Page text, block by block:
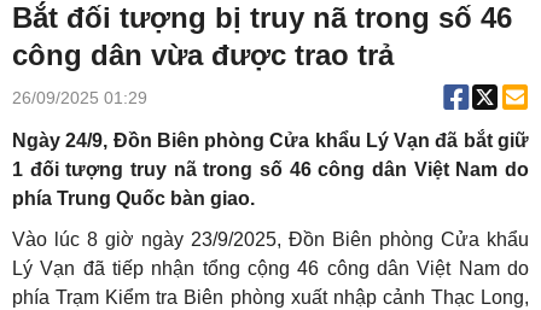
Bắt đối tượng bị truy nã trong số 46
công dân vừa được trao trả
26/09/2025 01:29
Ngày 24/9, Đồn Biên phòng Cửa khẩu Lý Vạn đã bắt giữ
1 đối tượng truy nã trong số 46 công dân Việt Nam do
phía Trung Quốc bàn giao.
Vào lúc 8 giờ ngày 23/9/2025, Đồn Biên phòng Cửa khẩu
Lý Vạn đã tiếp nhận tổng cộng 46 công dân Việt Nam do
phía Trạm Kiểm tra Biên phòng xuất nhập cảnh Thạc Long,